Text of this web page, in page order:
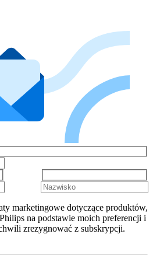
marketingowe dotyczące produktów,
na podstawie moich preferencji i
zrezygnować z subskrypcji.